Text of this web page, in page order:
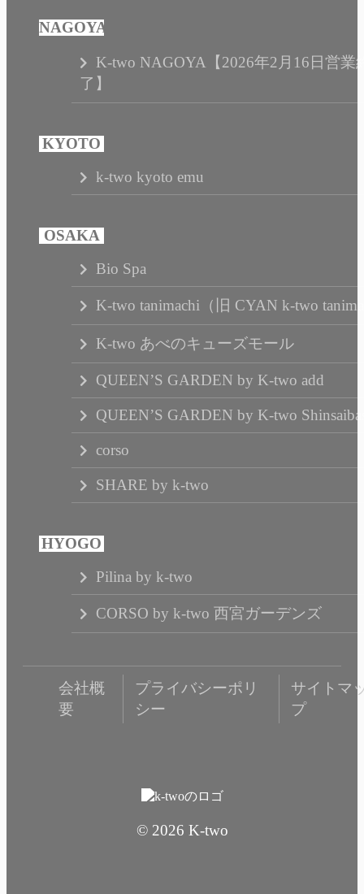
K-two NAGOYA【2026年2月16日営業
了】
k-two kyoto emu
Bio Spa
K-two tanimachi（旧 CYAN k-two
K-two あべのキューズモール
QUEEN’S GARDEN by K-two add
QUEEN’S GARDEN by K-two
corso
SHARE by k-two
Pilina by k-two
CORSO by k-two 西宮ガーデンズ
会社概
要
プライバシーポリ
シー
サイトマ
プ
© 2026 K-two